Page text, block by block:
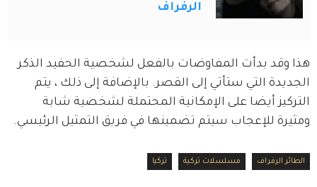
الرفراف
هذا وقد بدأت المفاوضات بالفعل لشخصية الحفيد الذكر
الجديدة التي ستأتي إلى القصر. بالإضافة إلى ذلك ، يتم
التركيز أيضا على الإمكانية المحتملة لشخصية شابة
ومثيرة للإعجاب سيتم تضمينها في فريق التمثيل الرئيسي.
الطائر الرفراف مسلسلات تركية تركيا